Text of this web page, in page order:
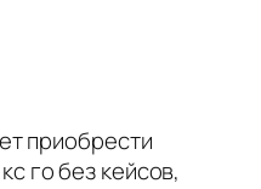
приобрести
го без кейсов,